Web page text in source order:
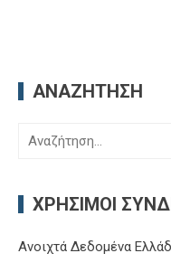
ΑΝΑΖΉΤΗΣΗ
Αναζήτηση
ΧΡΉΣΙΜΟΙ
Ανοιχτά Δεδομένα